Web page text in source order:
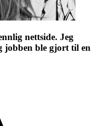
nettside. Jeg
ble gjort til en